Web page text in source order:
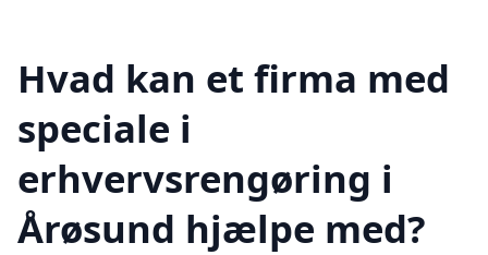
Hvad kan et firma med
speciale i
erhvervsrengøring i
Årøsund hjælpe med?